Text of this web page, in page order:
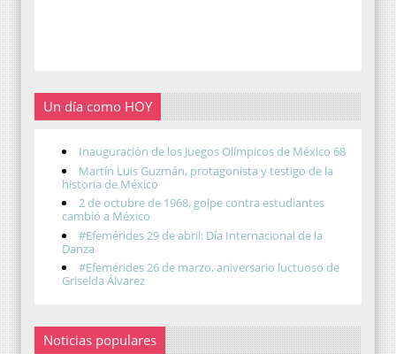
Un día como HOY
Inauguración de los Juegos Olímpicos de México 68
Martín Luis Guzmán, protagonista y testigo de la
historia de México
2 de octubre de 1968, golpe contra estudiantes
cambió a México
#Efemérides 29 de abril: Día Internacional de la
Danza
#Efemérides 26 de marzo, aniversario luctuoso de
Griselda Álvarez
Noticias populares